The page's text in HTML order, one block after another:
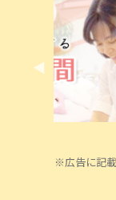
※広告に記